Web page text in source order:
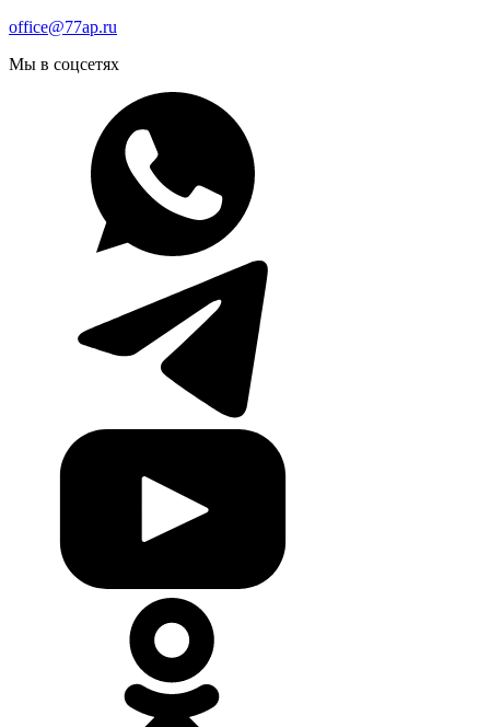
office@77ap.ru
Мы в соцсетях